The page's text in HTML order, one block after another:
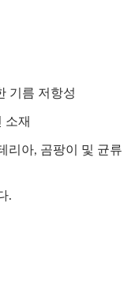
기름 저항성
소재
리아, 곰팡이 및 균류
.